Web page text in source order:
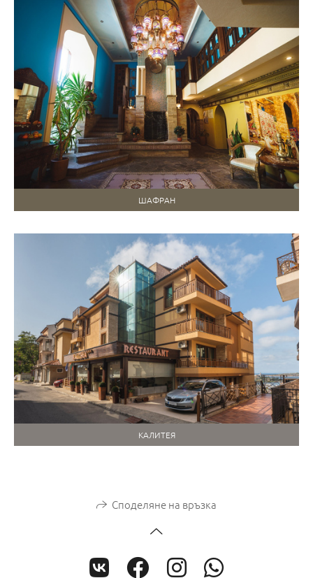
ШАФРАН
КАЛИТЕЯ
Споделяне на връзка